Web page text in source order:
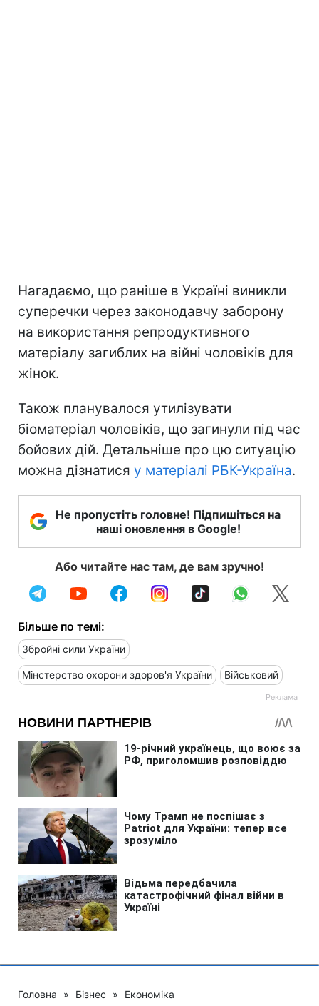
Нагадаємо, що раніше в Україні виникли
суперечки через законодавчу заборону
на використання репродуктивного
матеріалу загиблих на війні чоловіків для
жінок.
Також планувалося утилізувати
біоматеріал чоловіків, що загинули під час
бойових дій. Детальніше про цю ситуацію
можна дізнатися у матеріалі РБК-Україна.
Не пропустіть головне! Підпишіться на
наші оновлення в Google!
Або читайте нас там, де вам зручно!
Більше по темі:
Збройні сили України
Мінстерство охорони здоров'я України Військовий
Головна » Бізнес » Економіка